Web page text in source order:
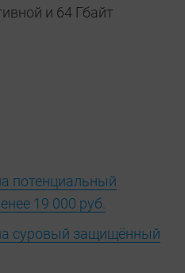
и 64 Гбайт
потенциальный
19 000 руб.
суровый защищённый